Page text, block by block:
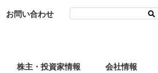
お問い合わせ
株主・投資家情報 会社情報